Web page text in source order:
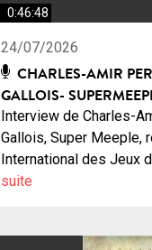
0:46:48
24/07/2026
CHARLES-AMIR
GALLOIS-
Interview de Charles-
Gallois, Super Meeple,
International des Jeux
suite